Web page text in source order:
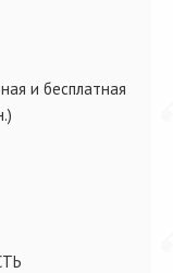
и бесплатная